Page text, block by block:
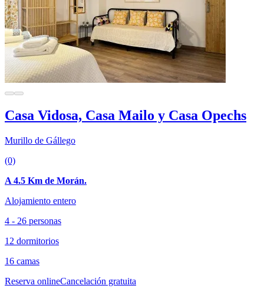
Casa Vidosa, Casa Mailo y Casa Opechs
Murillo de Gállego
(0)
A 4.5 Km de Morán.
Alojamiento entero
4 - 26 personas
12 dormitorios
16 camas
Reserva onlineCancelación gratuita